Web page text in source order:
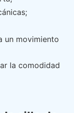
un movimiento
la comodidad